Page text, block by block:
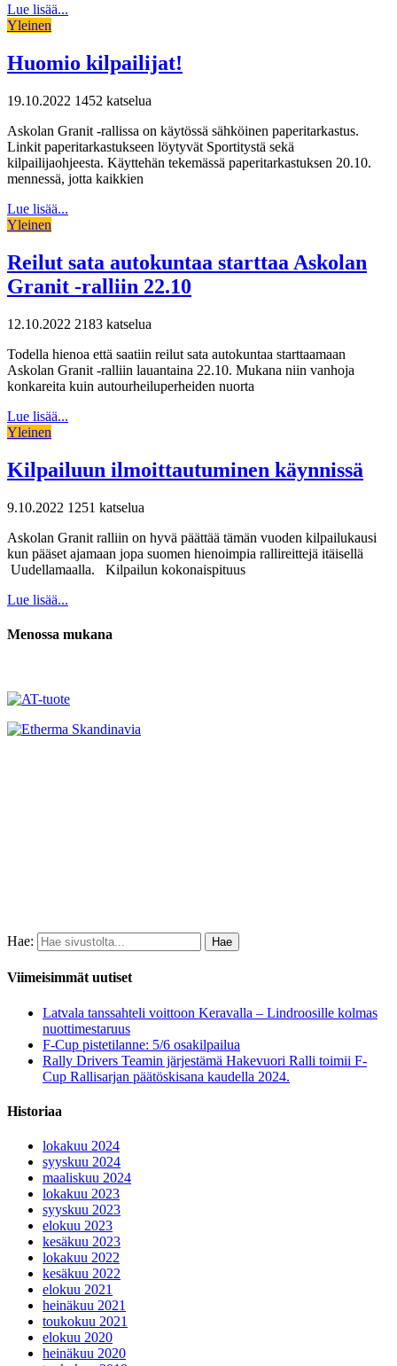
Lue lisää...
Yleinen
Huomio kilpailijat!
19.10.2022 1452 katselua
Askolan Granit -rallissa on käytössä sähköinen paperitarkastus.
Linkit paperitarkastukseen löytyvät Sportitystä sekä
kilpailijaohjeesta. Käyttehän tekemässä paperitarkastuksen 20.10.
mennessä, jotta kaikkien
Lue lisää...
Yleinen
Reilut sata autokuntaa starttaa Askolan
Granit -ralliin 22.10
12.10.2022 2183 katselua
Todella hienoa että saatiin reilut sata autokuntaa starttaamaan
Askolan Granit -ralliin lauantaina 22.10. Mukana niin vanhoja
konkareita kuin autourheiluperheiden nuorta
Lue lisää...
Yleinen
Kilpailuun ilmoittautuminen käynnissä
9.10.2022 1251 katselua
Askolan Granit ralliin on hyvä päättää tämän vuoden kilpailukausi
kun pääset ajamaan jopa suomen hienoimpia rallireittejä itäisellä
Uudellamaalla. Kilpailun kokonaispituus
Lue lisää...
Menossa mukana
Hae:
Viimeisimmät uutiset
Latvala tanssahteli voittoon Keravalla – Lindroosille kolmas
nuottimestaruus
F-Cup pistetilanne: 5/6 osakilpailua
Rally Drivers Teamin järjestämä Hakevuori Ralli toimii F-
Cup Rallisarjan päätöskisana kaudella 2024.
Historiaa
lokakuu 2024
syyskuu 2024
maaliskuu 2024
lokakuu 2023
syyskuu 2023
elokuu 2023
kesäkuu 2023
lokakuu 2022
kesäkuu 2022
elokuu 2021
heinäkuu 2021
toukokuu 2021
elokuu 2020
heinäkuu 2020